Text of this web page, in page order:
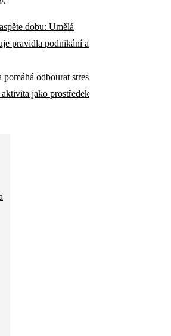
dobu: Umělá
pravidla podnikání a
jako prostředek